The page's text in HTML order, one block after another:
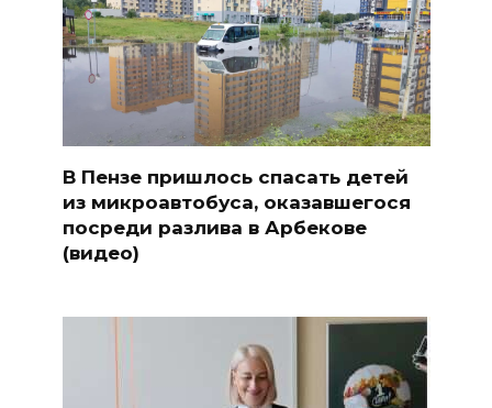
В Пензе пришлось спасать детей
из микроавтобуса, оказавшегося
посреди разлива в Арбекове
(видео)